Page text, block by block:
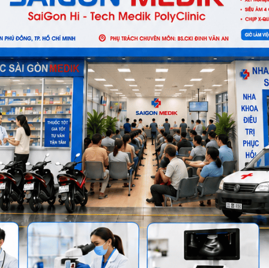
sàng là vô cùng quan trọng để có thể ngăn ngừa các bệnh
các biến chứng nguy hiểm, bằng cách theo dõi sức khỏe liên
đây là bước đầu tiên dẫn đến các xét nghiệm chuyên sâu như
phương án điều trị chính xác, và cá nhân hóa theo từng bệnh
nằm ở khả năng phát hiện những dấu hiệu nhỏ nhưng lại chính
giúp đảm bảo sức khỏe ổn định mà còn mang lại sự an tâm cho